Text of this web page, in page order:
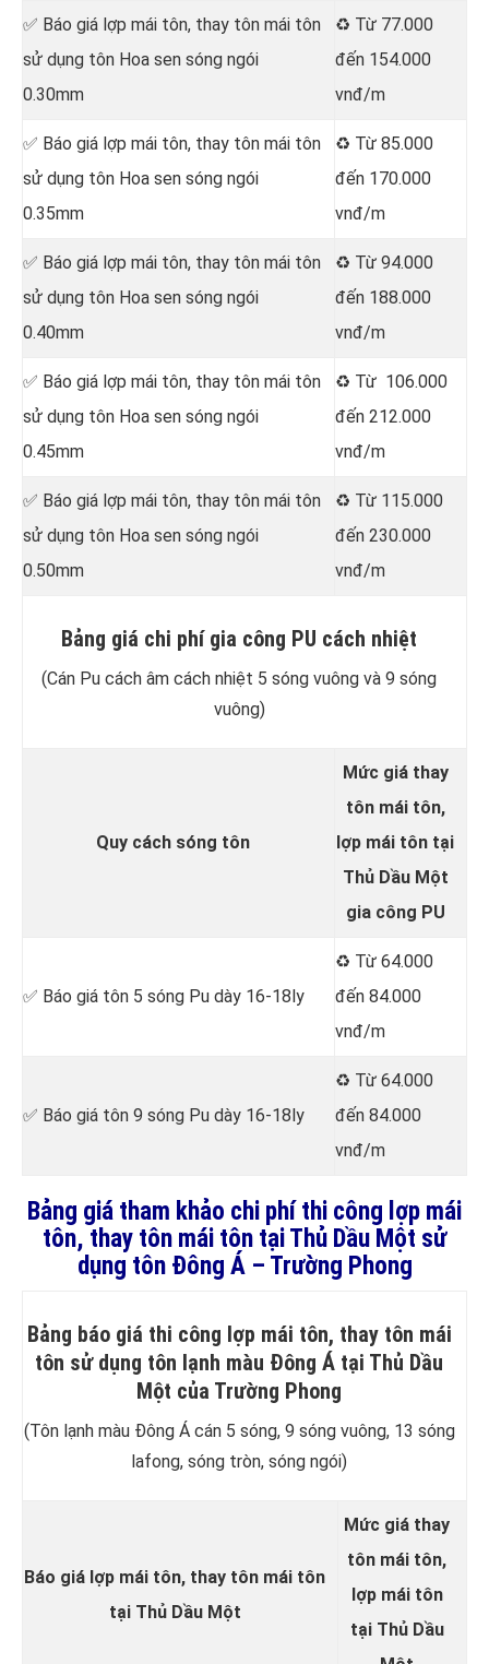
✅ Báo giá lợp mái tôn, thay tôn mái tôn
sử dụng tôn Hoa sen sóng ngói
0.30mm
♻️ Từ 77.000
đến 154.000
vnđ/m
✅ Báo giá lợp mái tôn, thay tôn mái tôn
sử dụng tôn Hoa sen sóng ngói
0.35mm
♻️ Từ 85.000
đến 170.000
vnđ/m
✅ Báo giá lợp mái tôn, thay tôn mái tôn
sử dụng tôn Hoa sen sóng ngói
0.40mm
♻️ Từ 94.000
đến 188.000
vnđ/m
✅ Báo giá lợp mái tôn, thay tôn mái tôn
sử dụng tôn Hoa sen sóng ngói
0.45mm
♻️ Từ 106.000
đến 212.000
vnđ/m
✅ Báo giá lợp mái tôn, thay tôn mái tôn
sử dụng tôn Hoa sen sóng ngói
0.50mm
♻️ Từ 115.000
đến 230.000
vnđ/m
Bảng giá chi phí gia công PU cách nhiệt
(Cán Pu cách âm cách nhiệt 5 sóng vuông và 9 sóng
vuông)
Quy cách sóng tôn
Mức giá thay
tôn mái tôn,
lợp mái tôn tại
Thủ Dầu Một
gia công PU
✅ Báo giá tôn 5 sóng Pu dày 16-18ly
♻️ Từ 64.000
đến 84.000
vnđ/m
✅ Báo giá tôn 9 sóng Pu dày 16-18ly
♻️ Từ 64.000
đến 84.000
vnđ/m
Bảng giá tham khảo chi phí thi công lợp mái
tôn, thay tôn mái tôn tại Thủ Dầu Một sử
dụng tôn Đông Á – Trường Phong
Bảng báo giá thi công lợp mái tôn, thay tôn mái
tôn sử dụng tôn lạnh màu Đông Á tại Thủ Dầu
Một của Trường Phong
(Tôn lạnh màu Đông Á cán 5 sóng, 9 sóng vuông, 13 sóng
lafong, sóng tròn, sóng ngói)
Báo giá lợp mái tôn, thay tôn mái tôn
tại Thủ Dầu Một
Mức giá thay
tôn mái tôn,
lợp mái tôn
tại Thủ Dầu